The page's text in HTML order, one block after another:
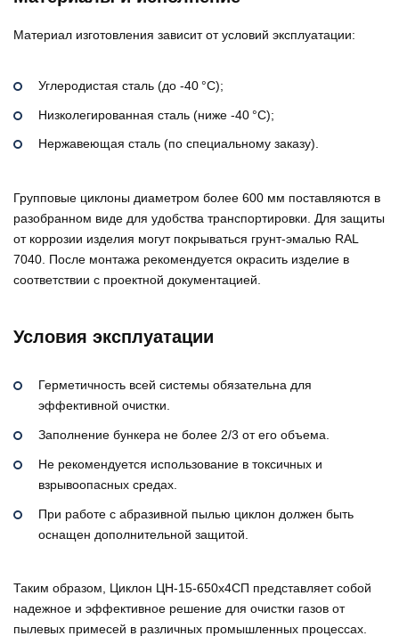
Материал изготовления зависит от условий эксплуатации:
Углеродистая сталь (до -40 °C);
Низколегированная сталь (ниже -40 °C);
Нержавеющая сталь (по специальному заказу).
Групповые циклоны диаметром более 600 мм поставляются в
разобранном виде для удобства транспортировки. Для защиты
от коррозии изделия могут покрываться грунт-эмалью RAL
7040. После монтажа рекомендуется окрасить изделие в
соответствии с проектной документацией.
Условия эксплуатации
Герметичность всей системы обязательна для
эффективной очистки.
Заполнение бункера не более 2/3 от его объема.
Не рекомендуется использование в токсичных и
взрывоопасных средах.
При работе с абразивной пылью циклон должен быть
оснащен дополнительной защитой.
Таким образом, Циклон ЦН-15-650х4СП представляет собой
надежное и эффективное решение для очистки газов от
пылевых примесей в различных промышленных процессах.